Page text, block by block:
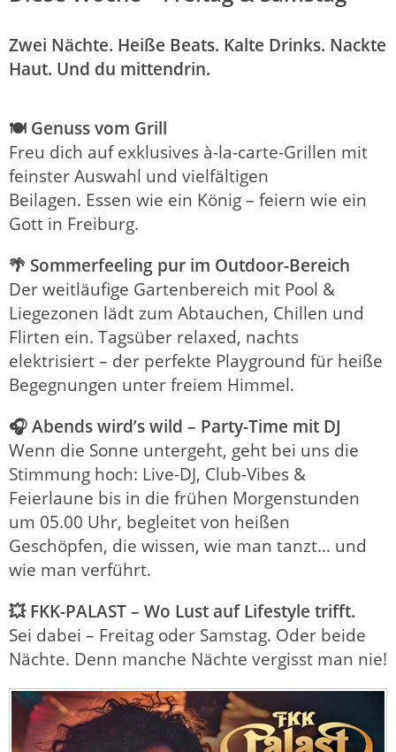
Zwei Nächte. Heiße Beats. Kalte Drinks. Nackte
Haut. Und du mittendrin.
🍽️ Genuss vom Grill
Freu dich auf exklusives à-la-carte-Grillen mit
feinster Auswahl und vielfältigen
Beilagen. Essen wie ein König – feiern wie ein
Gott in Freiburg.
🌴 Sommerfeeling pur im Outdoor-Bereich
Der weitläufige Gartenbereich mit Pool &
Liegezonen lädt zum Abtauchen, Chillen und
Flirten ein. Tagsüber relaxed, nachts
elektrisiert – der perfekte Playground für heiße
Begegnungen unter freiem Himmel.
🎧 Abends wird’s wild – Party-Time mit DJ
Wenn die Sonne untergeht, geht bei uns die
Stimmung hoch: Live-DJ, Club-Vibes &
Feierlaune bis in die frühen Morgenstunden
um 05.00 Uhr, begleitet von heißen
Geschöpfen, die wissen, wie man tanzt… und
wie man verführt.
💥 FKK-PALAST – Wo Lust auf Lifestyle trifft.
Sei dabei – Freitag oder Samstag. Oder beide
Nächte. Denn manche Nächte vergisst man nie!